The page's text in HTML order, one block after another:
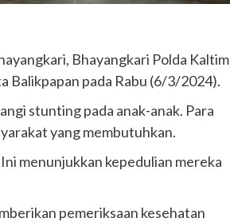
Bhayangkari Polda Kaltim
Balikpapan pada Rabu (6/3/2024).
stunting pada anak-anak. Para
yang membutuhkan.
menunjukkan kepedulian mereka
pemeriksaan kesehatan